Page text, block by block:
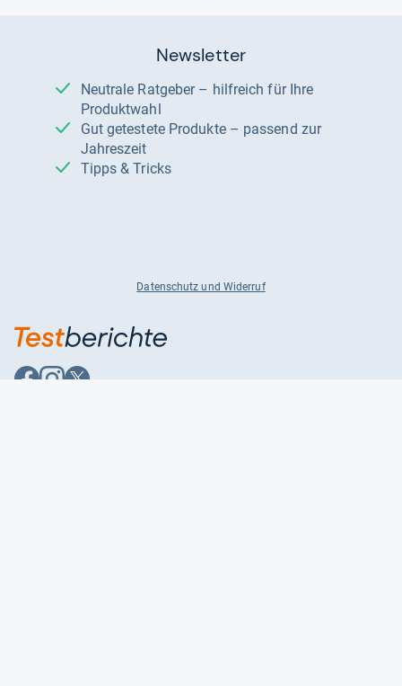
Newsletter
Neutrale Ratgeber – hilfreich für Ihre
Produktwahl
Gut getestete Produkte – passend zur
Jahreszeit
Tipps & Tricks
Datenschutz und Widerruf
AufAufAuf